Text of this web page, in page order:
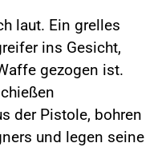
laut. Ein grelles
ins Gesicht,
gezogen ist.
der Pistole, bohren
und legen seine